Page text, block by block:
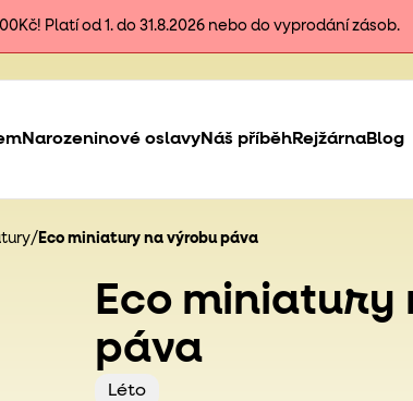
Platí od 1. do 31.8.2026 nebo do vyprodání zásob.
Narozeninové oslavyNáš příběhRejžárnaBlog
/ Eco miniatury na výrobu páva
Eco miniatury
páva
Léto